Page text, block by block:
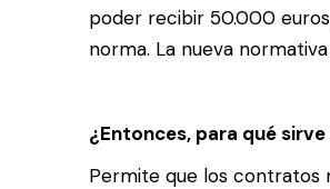
poder recibir 50.000
norma. La nueva
¿Entonces, para qué sirve
Permite que los contratos